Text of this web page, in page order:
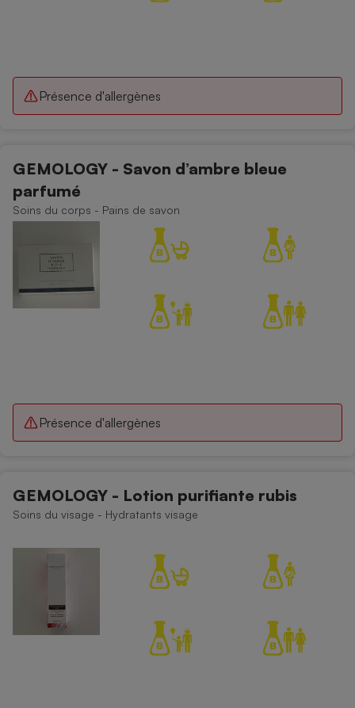
Présence d'allergènes
GEMOLOGY - Savon d’ambre bleue
parfumé
Soins du corps - Pains de savon
Présence d'allergènes
GEMOLOGY - Lotion purifiante rubis
Soins du visage - Hydratants visage